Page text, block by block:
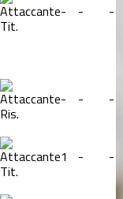
Tit.
- - -
Ris.
- - -
Tit.
1 - -